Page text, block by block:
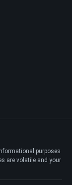
purposes
are volatile and your